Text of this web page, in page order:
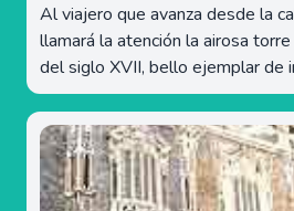
Al viajero que avanza desde la
llamará la atención la airosa
del siglo XVII, bello ejemplar de